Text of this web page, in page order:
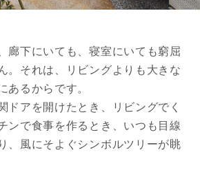
廊下にいても、寝室にいても窮屈
。それは、リビングよりも大きな
あるからです。
ドアを開けたとき、リビングでく
ンで食事を作るとき、いつも目線
、風にそよぐシンボルツリーが眺